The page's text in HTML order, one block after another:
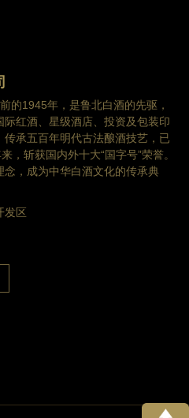
的1945年，是鲁北白酒的先驱，
红酒、星级酒店、投资及包装印
承五百年明代古法酿酒技艺，已
，斩获国内外十大“国字号”荣誉。
，成为中华白酒文化的传承典
发区